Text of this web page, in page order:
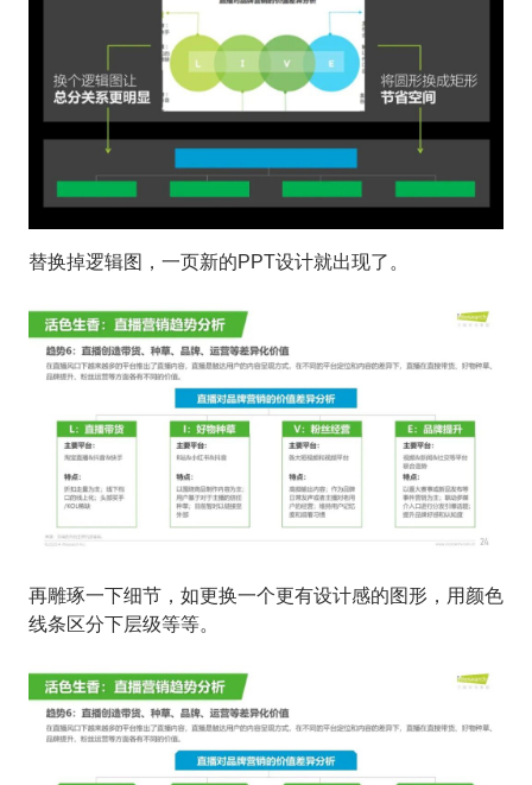
替换掉逻辑图，一页新的PPT设计就出现了。
再雕琢一下细节，如更换一个更有设计感的图形，用颜色
线条区分下层级等等。